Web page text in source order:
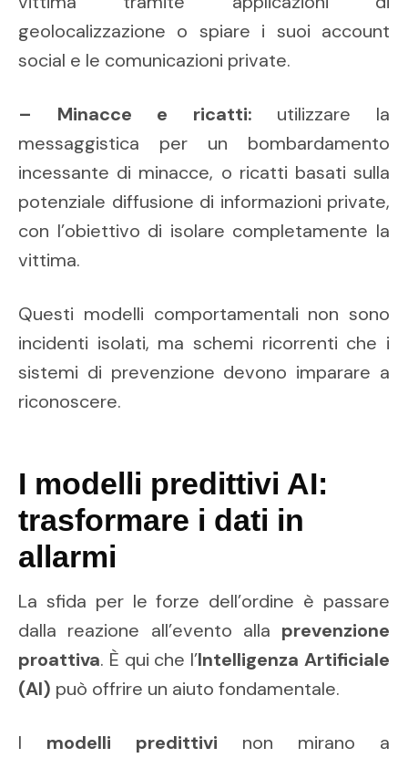
geolocalizzazione o spiare i suoi account
social e le comunicazioni private.
– Minacce e ricatti: utilizzare la
messaggistica per un bombardamento
incessante di minacce, o ricatti basati sulla
potenziale diffusione di informazioni private,
con l’obiettivo di isolare completamente la
vittima.
Questi modelli comportamentali non sono
incidenti isolati, ma schemi ricorrenti che i
sistemi di prevenzione devono imparare a
riconoscere.
I modelli predittivi AI:
trasformare i dati in
allarmi
La sfida per le forze dell’ordine è passare
dalla reazione all’evento alla prevenzione
proattiva. È qui che l’Intelligenza Artificiale
(AI) può offrire un aiuto fondamentale.
I modelli predittivi non mirano a